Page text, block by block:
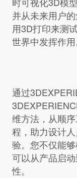
并从未来用户
用3D打印来测
世界中发挥作用
通过
维方法，从顺
程，助力设计
验。您不仅能
可以从产品启
性。